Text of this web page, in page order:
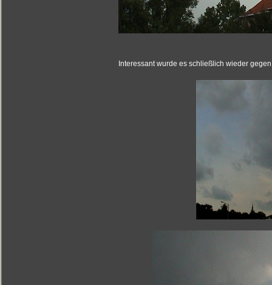
Interessant wurde es schließlich wieder